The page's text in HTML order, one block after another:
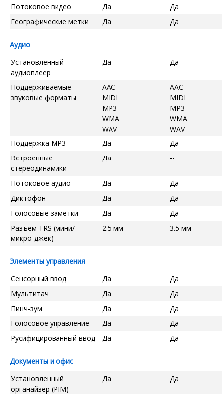
Потоковое видео
Да
Да
Географические метки
Да Да
Аудио
Установленный
аудиоплеер
Да Да
Поддерживаемые
звуковые форматы
AAC
MIDI
MP3
WMA
WAV
AAC
MIDI
MP3
WMA
WAV
Поддержка MP3
Да
Да
Встроенные
стереодинамики
Да --
Потоковое аудио Да
Да
Диктофон
Да
Да
Голосовые заметки
Да
Да
Разъем TRS (мини/
микро-джек)
2.5 мм 3.5 мм
Элементы управления
Сенсорный ввод
Да
Да
Мультитач
Да
Да
Пинч-зум
Да
Да
Голосовое управление
Да
Да
Русифицированный ввод
Да Да
Документы и офис
Установленный
органайзер (PIM)
Да Да